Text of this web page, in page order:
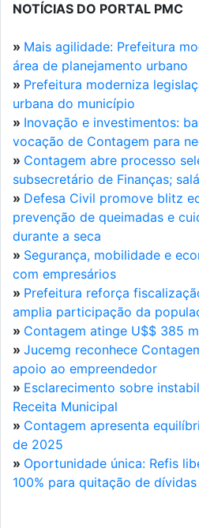
NOTÍCIAS DO PORTAL PMC
» Mais agilidade: Prefeitura
área de planejamento urbano
» Prefeitura moderniza
urbana do município
» Inovação e investimentos:
vocação de Contagem para
» Contagem abre processo
subsecretário de Finanças;
» Defesa Civil promove blitz
prevenção de queimadas e
durante a seca
» Segurança, mobilidade e
com empresários
» Prefeitura reforça
amplia participação da
» Contagem atinge U$$ 385
» Jucemg reconhece
apoio ao empreendedor
» Esclarecimento sobre
Receita Municipal
» Contagem apresenta
de 2025
» Oportunidade única: Refis
100% para quitação de dívidas